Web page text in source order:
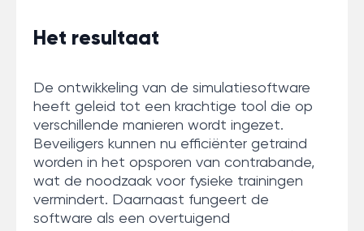
Het resultaat
De ontwikkeling van de simulatiesoftware
heeft geleid tot een krachtige tool die op
verschillende manieren wordt ingezet.
Beveiligers kunnen nu efficiënter getraind
worden in het opsporen van contrabande,
wat de noodzaak voor fysieke trainingen
vermindert. Daarnaast fungeert de
software als een overtuigend